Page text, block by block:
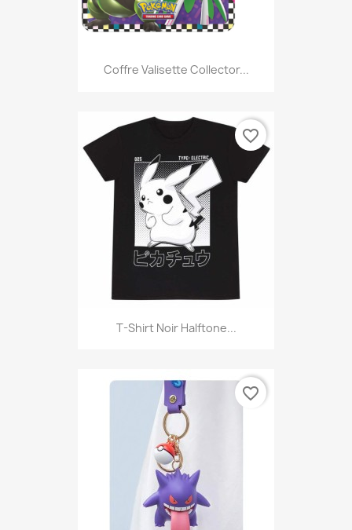
Coffre Valisette Collector...
T-Shirt Noir Halftone...
favorite_border
favorite_border